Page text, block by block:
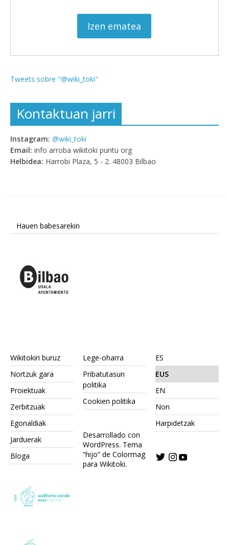
Tweets sobre "@wiki_toki"
Kontaktuan jarri
Instagram: @wiki_toki
Email: info arroba wikitoki puntu org
Helbidea: Harrobi Plaza, 5 - 2. 48003 Bilbao
Hauen babesarekin
Wikitokiri buruz
Nortzuk gara
Proiektuak
Zerbitzuak
Egonaldiak
Jarduerak
Bloga
Lege-oharra
Pribatutasun
politika
Cookien politika
Desarrollado con
WordPress. Tema
“hijo” de Colormag
para Wikitoki.
ES
EUS
EN
Non
Harpidetzak